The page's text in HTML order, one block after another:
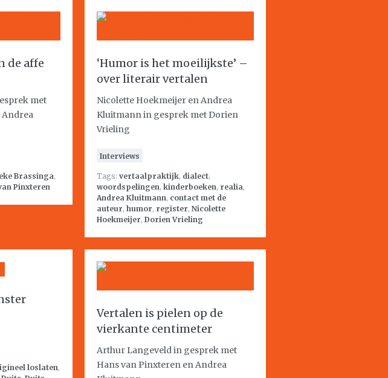
de affe
met
Andrea
Brassinga,
Pinxteren
‘Humor is het moeilijkste’ –
over literair vertalen
Nicolette Hoekmeijer en Andrea
Kluitmann in gesprek met Dorien
Vrieling
Interviews
Tags: vertaalpraktijk, dialect,
woordspelingen, kinderboeken, realia,
Andrea Kluitmann, contact met de
auteur, humor, register, Nicolette
Hoekmeijer, Dorien Vrieling
loslaten,
Vertalen is pielen op de
vierkante centimeter
Arthur Langeveld in gesprek met
Hans van Pinxteren en Andrea